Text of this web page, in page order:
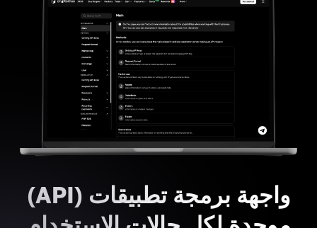
واجهة برمجة تطبيقات (API)